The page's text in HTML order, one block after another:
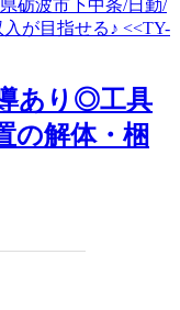
あり◎工具
の解体・梱